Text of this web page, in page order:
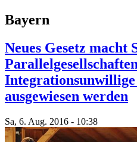
Bayern
Neues Gesetz macht
ausgewiesen werden
Sa, 6. Aug. 2016 - 10:38